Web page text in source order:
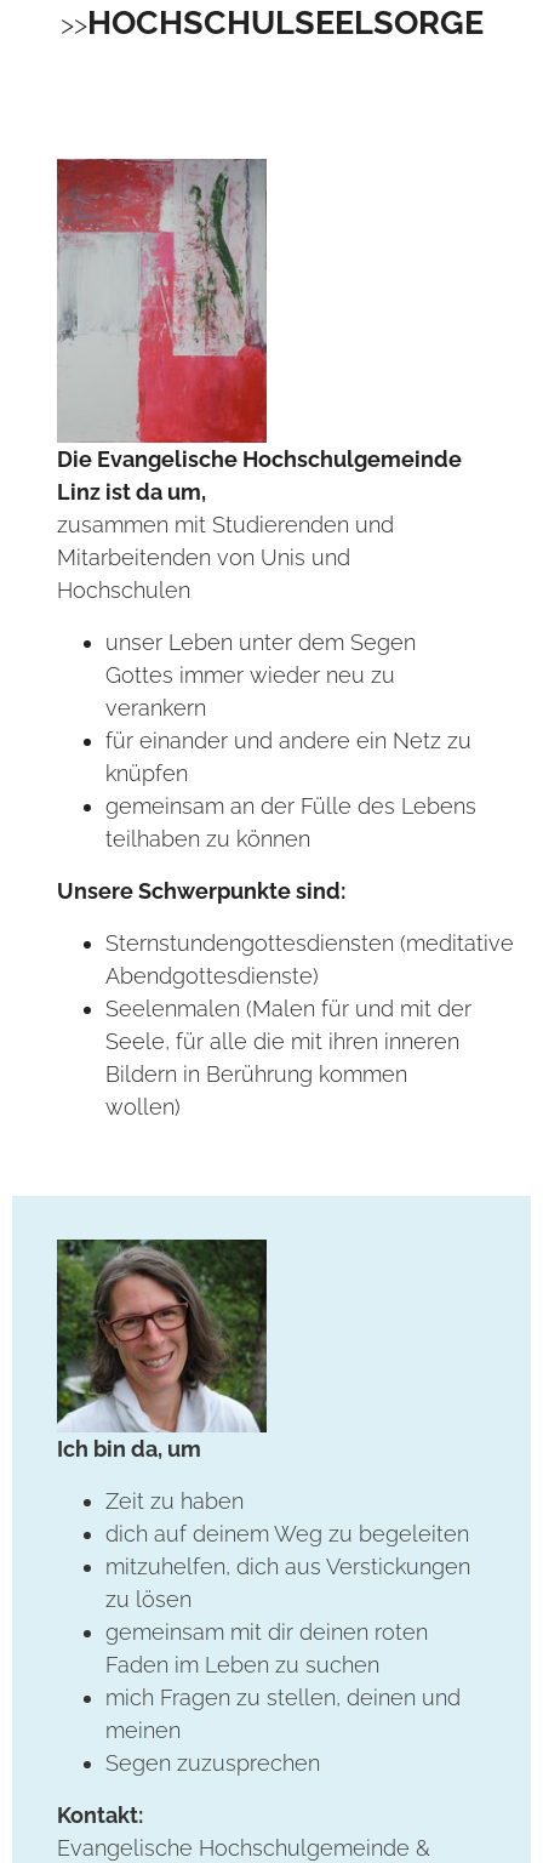
HOCHSCHULSEELSORGE
Die Evangelische Hochschulgemeinde
Linz ist da um,
zusammen mit Studierenden und
Mitarbeitenden von Unis und
Hochschulen
unser Leben unter dem Segen
Gottes immer wieder neu zu
verankern
für einander und andere ein Netz zu
knüpfen
gemeinsam an der Fülle des Lebens
teilhaben zu können
Unsere Schwerpunkte sind:
Sternstundengottesdiensten (meditative
Abendgottesdienste)
Seelenmalen (Malen für und mit der
Seele, für alle die mit ihren inneren
Bildern in Berührung kommen
wollen)
Ich bin da, um
Zeit zu haben
dich auf deinem Weg zu begeleiten
mitzuhelfen, dich aus Verstickungen
zu lösen
gemeinsam mit dir deinen roten
Faden im Leben zu suchen
mich Fragen zu stellen, deinen und
meinen
Segen zuzusprechen
Kontakt:
Evangelische Hochschulgemeinde &